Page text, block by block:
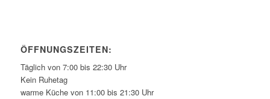
ÖFFNUNGSZEITEN:
Täglich von 7:00 bis 22:30 Uhr
Kein Ruhetag
warme Küche von 11:00 bis 21:30 Uhr